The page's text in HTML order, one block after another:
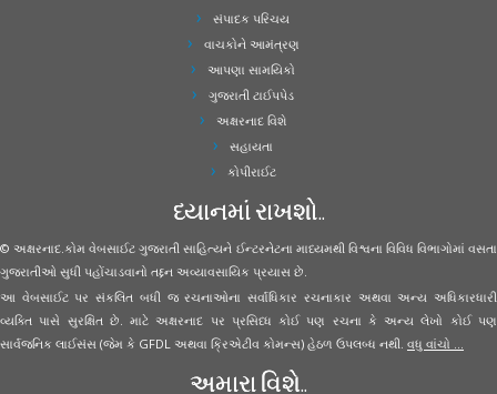
સંપાદક પરિચય
વાચકોને આમંત્રણ
આપણા સામયિકો
ગુજરાતી ટાઈપપેડ
અક્ષરનાદ વિશે
સહાયતા
કોપીરાઈટ
ધ્યાનમાં રાખશો..
© અક્ષરનાદ.કોમ વેબસાઈટ ગુજરાતી સાહિત્યને ઈન્ટરનેટના માધ્યમથી વિશ્વના વિવિધ વિભાગોમાં વસતા
ગુજરાતીઓ સુધી પહોંચાડવાનો તદ્દન અવ્યાવસાયિક પ્રયાસ છે.
આ વેબસાઈટ પર સંકલિત બધી જ રચનાઓના સર્વાધિકાર રચનાકાર અથવા અન્ય અધિકારધારી
વ્યક્તિ પાસે સુરક્ષિત છે. માટે અક્ષરનાદ પર પ્રસિધ્ધ કોઈ પણ રચના કે અન્ય લેખો કોઈ પણ
સાર્વજનિક લાઈસંસ (જેમ કે GFDL અથવા ક્રિએટીવ કોમન્સ) હેઠળ ઉપલબ્ધ નથી. વધુ વાંચો ...
અમારા વિશે..